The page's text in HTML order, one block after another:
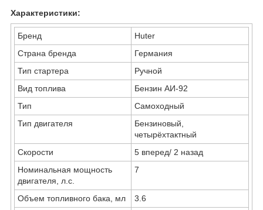
Характеристики:
Бренд
Huter
Страна бренда
Германия
Тип стартера
Ручной
Вид топлива
Бензин АИ-92
Тип
Самоходный
Тип двигателя
Бензиновый,
четырёхтактный
Скорости
5 вперед/ 2 назад
Номинальная мощность
двигателя, л.с.
7
Объем топливного бака, мл
3.6